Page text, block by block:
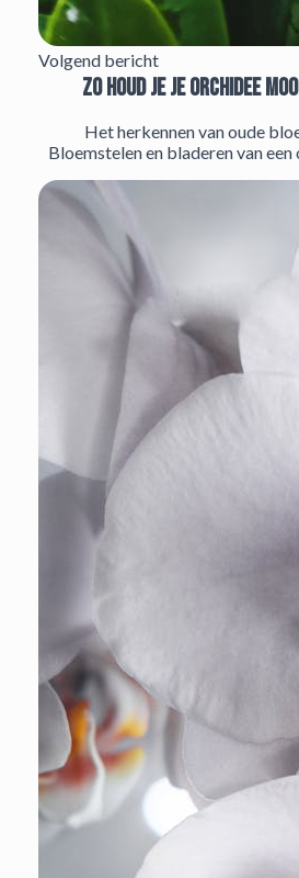
Volgend bericht
Zo houd je je orchidee
Het herkennen van oude
Bloemstelen en bladeren van